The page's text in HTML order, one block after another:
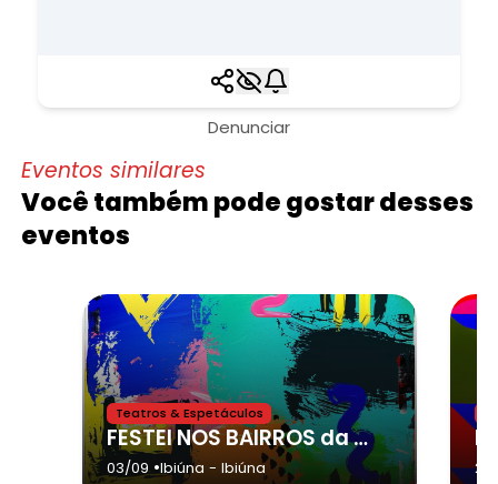
Denunciar
Eventos similares
Você também pode gostar desses
eventos
Teatros & Espetáculos
FESTEI NOS BAIRROS da cidade de Ibiúna,
03/09 •Ibiúna - Ibiúna